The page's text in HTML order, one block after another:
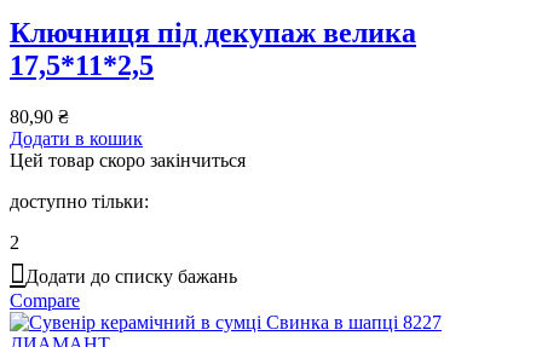
Ключниця під декупаж велика
17,5*11*2,5
80,90 ₴
Додати в кошик
Цей товар скоро закінчиться
доступно тільки:
2
Додати до списку бажань
Compare